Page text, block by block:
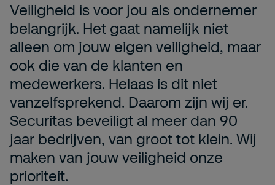
Veiligheid is voor jou als ondernemer
belangrijk. Het gaat namelijk niet
alleen om jouw eigen veiligheid, maar
ook die van de klanten en
medewerkers. Helaas is dit niet
vanzelfsprekend. Daarom zijn wij er.
Securitas beveiligt al meer dan 90
jaar bedrijven, van groot tot klein. Wij
maken van jouw veiligheid onze
prioriteit.